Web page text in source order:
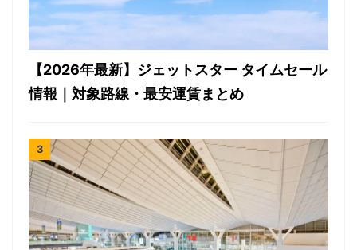
【2026年最新】ジェットスター タイムセール
情報｜対象路線・最安運賃まとめ